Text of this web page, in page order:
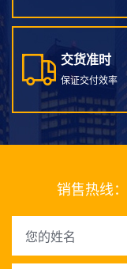
交货准时
保证交付效率
交货准时
销售热线：